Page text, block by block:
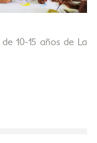
10-15 años de La